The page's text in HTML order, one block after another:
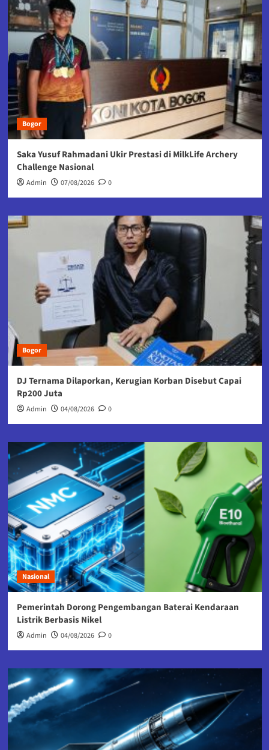
Bogor
Saka Yusuf Rahmadani Ukir Prestasi di MilkLife Archery
Challenge Nasional
Admin 07/08/2026 0
Bogor
DJ Ternama Dilaporkan, Kerugian Korban Disebut Capai
Rp200 Juta
Admin 04/08/2026 0
Nasional
Pemerintah Dorong Pengembangan Baterai Kendaraan
Listrik Berbasis Nikel
Admin 04/08/2026 0